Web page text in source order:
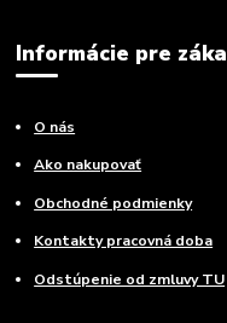
Informácie pre
O nás
Ako nakupovať
Obchodné podmienky
Kontakty pracovná doba
Odstúpenie od zmluvy TU